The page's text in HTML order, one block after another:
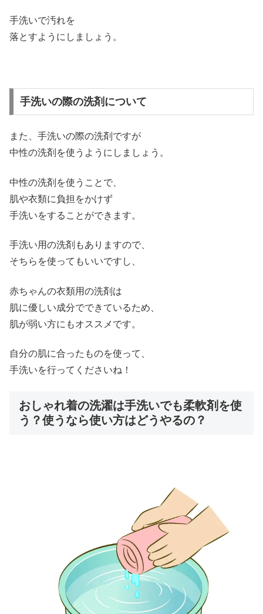
手洗いで汚れを
落とすようにしましょう。
手洗いの際の洗剤について
また、手洗いの際の洗剤ですが
中性の洗剤を使うようにしましょう。
中性の洗剤を使うことで、
肌や衣類に負担をかけず
手洗いをすることができます。
手洗い用の洗剤もありますので、
そちらを使ってもいいですし、
赤ちゃんの衣類用の洗剤は
肌に優しい成分でできているため、
肌が弱い方にもオススメです。
自分の肌に合ったものを使って、
手洗いを行ってくださいね！
おしゃれ着の洗濯は手洗いでも柔軟剤を使
う？使うなら使い方はどうやるの？